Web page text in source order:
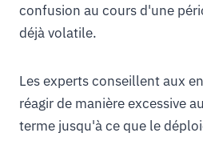
confusion au cours d'une
déjà volatile.
Les experts conseillent aux
réagir de manière excessive
terme jusqu'à ce que le